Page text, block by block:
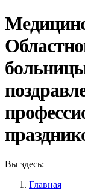
Вы здесь:
Главная